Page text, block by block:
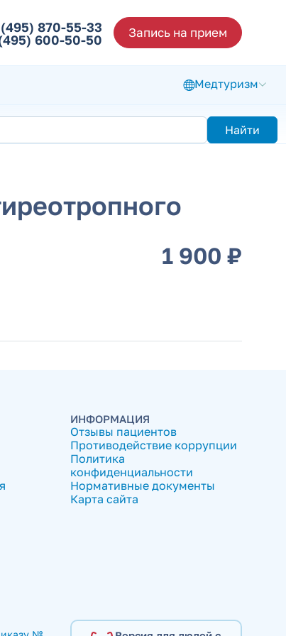
(495) 870-55-33
600-50-50
Запись на прием
Медтуризм
Найти
1 900 ₽
ИНФОРМАЦИЯ
Отзывы пациентов
Противодействие коррупции
Политика
конфиденциальности
Нормативные документы
Карта сайта